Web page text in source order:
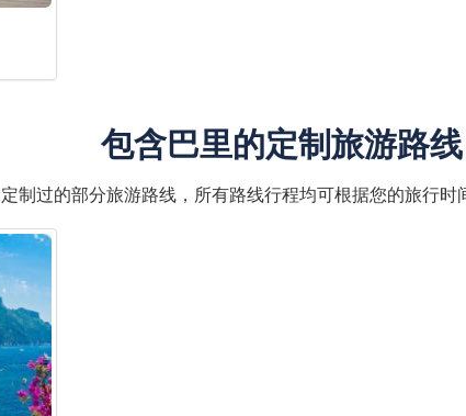
包含巴里的定制旅游路线
制过的部分旅游路线，所有路线行程均可根据您的旅行时